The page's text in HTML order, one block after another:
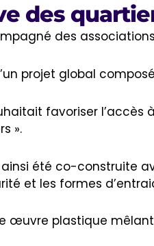
des
des
projet global
favoriser
».
été co-construite
et les formes
œuvre plastique